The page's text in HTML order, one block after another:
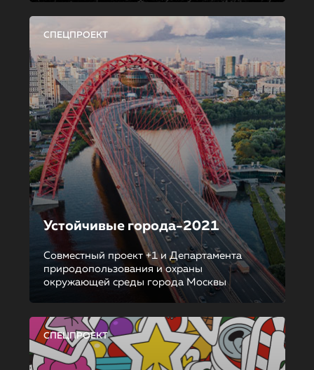
СПЕЦПРОЕКТ
Устойчивые города-2021
Совместный проект +1 и Департамента
природопользования и охраны
окружающей среды города Москвы
СПЕЦПРОЕКТ